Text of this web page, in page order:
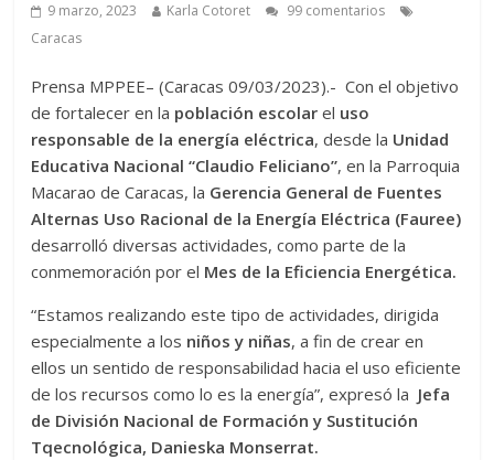
9 marzo, 2023 Karla Cotoret
99 comentarios
Caracas
Prensa MPPEE– (Caracas 09/03/2023).- Con el objetivo
de fortalecer en la población escolar el uso
responsable de la energía eléctrica, desde la Unidad
Educativa Nacional “Claudio Feliciano”, en la Parroquia
Macarao de Caracas, la Gerencia General de Fuentes
Alternas Uso Racional de la Energía Eléctrica (Fauree)
desarrolló diversas actividades, como parte de la
conmemoración por el Mes de la Eficiencia Energética.
“Estamos realizando este tipo de actividades, dirigida
especialmente a los niños y niñas, a fin de crear en
ellos un sentido de responsabilidad hacia el uso eficiente
de los recursos como lo es la energía”, expresó la Jefa
de División Nacional de Formación y Sustitución
Tqecnológica, Danieska Monserrat.